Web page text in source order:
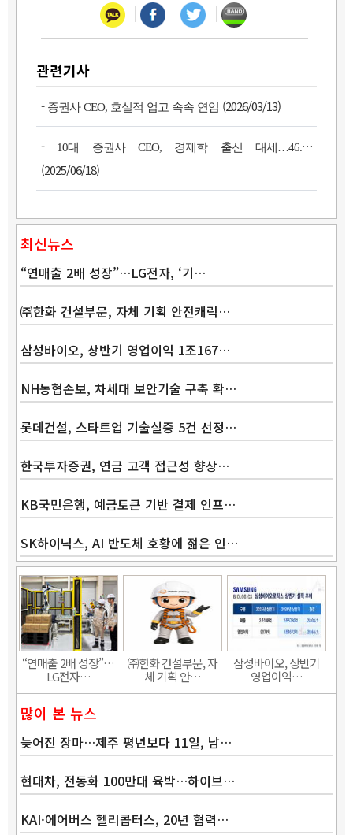
관련기사
- 증권사 CEO, 호실적 업고 속속 연임 (2026/03/13)
- 10대 증권사 CEO, 경제학 출신 대세…46.2%
(2025/06/18)
최신뉴스
“연매출 2배 성장”…LG전자, ‘기…
㈜한화 건설부문, 자체 기획 안전캐릭…
삼성바이오, 상반기 영업이익 1조167…
NH농협손보, 차세대 보안기술 구축 확…
롯데건설, 스타트업 기술실증 5건 선정…
한국투자증권, 연금 고객 접근성 향상…
KB국민은행, 예금토큰 기반 결제 인프…
SK하이닉스, AI 반도체 호황에 젊은 인…
“연매출 2배 성장”…
LG전자…
㈜한화 건설부문, 자
체 기획 안…
삼성바이오, 상반기
영업이익…
많이 본 뉴스
늦어진 장마…제주 평년보다 11일, 남…
현대차, 전동화 100만대 육박…하이브…
KAI·에어버스 헬리콥터스, 20년 협력…